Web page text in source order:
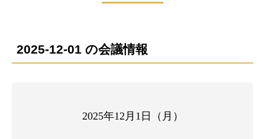
2025-12-01 の会議情報
2025年12月1日（月）